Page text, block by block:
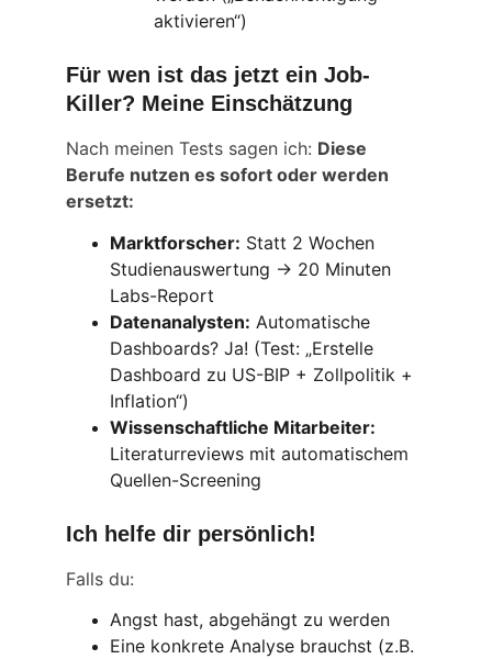
aktivieren“)
Für wen ist das jetzt ein Job-
Killer? Meine Einschätzung
Nach meinen Tests sagen ich: Diese
Berufe nutzen es sofort oder werden
ersetzt:
Marktforscher: Statt 2 Wochen
Studienauswertung → 20 Minuten
Labs-Report
Datenanalysten: Automatische
Dashboards? Ja! (Test: „Erstelle
Dashboard zu US-BIP + Zollpolitik +
Inflation“)
Wissenschaftliche Mitarbeiter:
Literaturreviews mit automatischem
Quellen-Screening
Ich helfe dir persönlich!
Falls du:
Angst hast, abgehängt zu werden
Eine konkrete Analyse brauchst (z.B.